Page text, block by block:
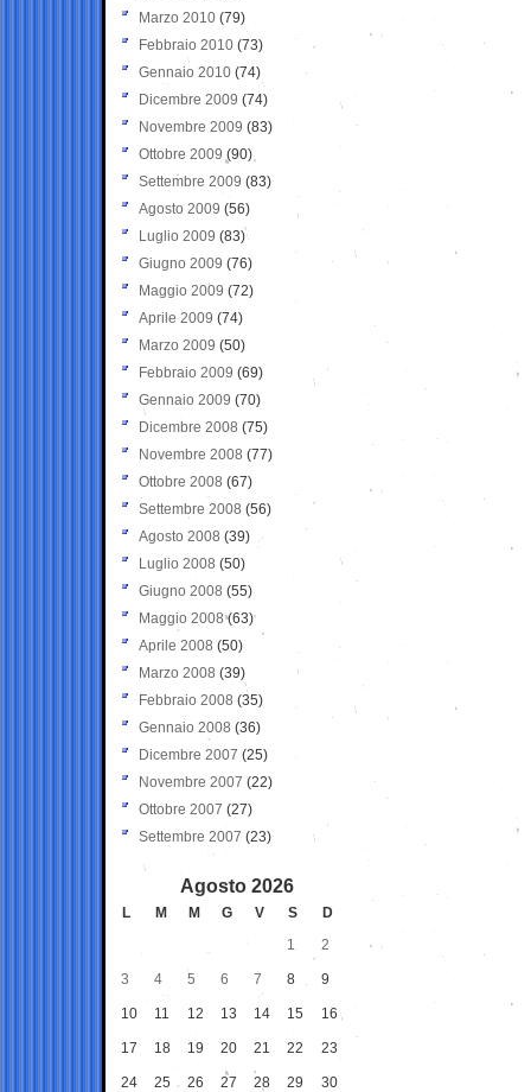
Marzo 2010 (79)
Febbraio 2010 (73)
Gennaio 2010 (74)
Dicembre 2009 (74)
Novembre 2009 (83)
Ottobre 2009 (90)
Settembre 2009 (83)
Agosto 2009 (56)
Luglio 2009 (83)
Giugno 2009 (76)
Maggio 2009 (72)
Aprile 2009 (74)
Marzo 2009 (50)
Febbraio 2009 (69)
Gennaio 2009 (70)
Dicembre 2008 (75)
Novembre 2008 (77)
Ottobre 2008 (67)
Settembre 2008 (56)
Agosto 2008 (39)
Luglio 2008 (50)
Giugno 2008 (55)
Maggio 2008(63)
Aprile 2008 (50)
Marzo 2008 (39)
Febbraio 2008 (35)
Gennaio 2008 (36)
Dicembre 2007 (25)
Novembre 2007 (22)
Ottobre 2007 (27)
Settembre 2007 (23)
Agosto 2026
L M M G V S
D
1
2
3 4 5 6 7 8 9
10 11 12 13 14 15 16
17 18 19 20 21 22 23
24 25 26 27 28 29 30